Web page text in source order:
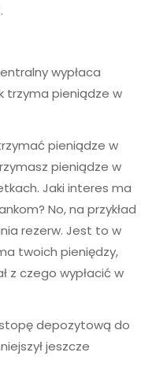
wypłaca
trzyma pieniądze w
pieniądze w
pieniądze w
Jaki interes ma
No, na przykład
rezerw. Jest to w
twoich pieniędzy,
z czego wypłacić w
depozytową do
jeszcze